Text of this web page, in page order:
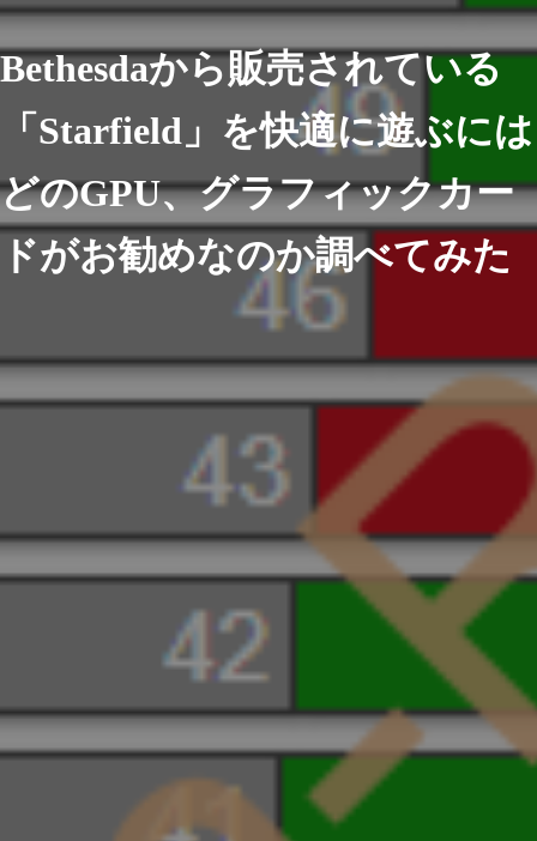
Bethesdaから販売されている
「Starfield」を快適に遊ぶには
どのGPU、グラフィックカー
ドがお勧めなのか調べてみた